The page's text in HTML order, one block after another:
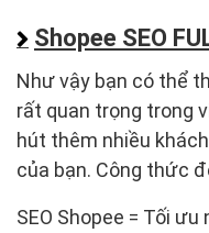
Shopee SEO
Như vậy bạn có thể
rất quan trọng trong
hút thêm nhiều
của bạn. Công thức
SEO Shopee = Tối